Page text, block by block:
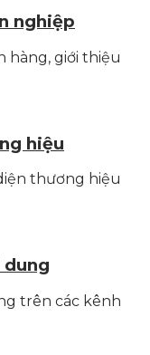
nghiệp
hàng, giới thiệu
hiệu
thương hiệu
dung
trên các kênh